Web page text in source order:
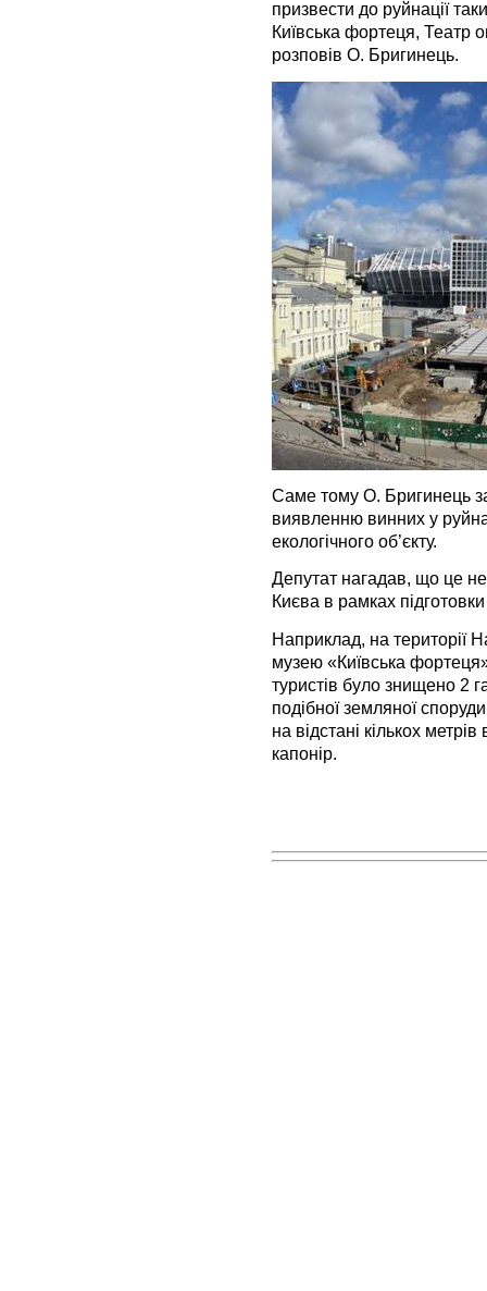
призвести до руйнації
Київська фортеця, Театр
розповів О. Бригинець.
Саме тому О. Бригинець
виявленню винних у
екологічного об’єкту.
Депутат нагадав, що це
Києва в рамках
Наприклад, на території
музею «Київська
туристів було знищено 2
подібної земляної
на відстані кількох
капонір.